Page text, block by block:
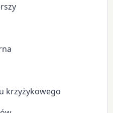
krzyżykowego